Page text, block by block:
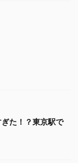
た！？東京駅で